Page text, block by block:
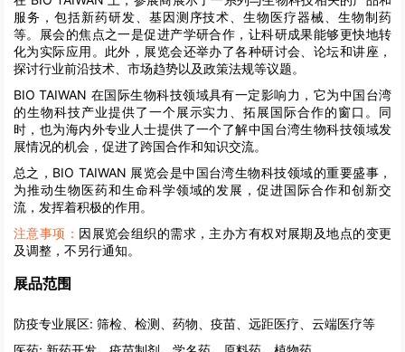
服务，包括新药研发、基因测序技术、生物医疗器械、生物制药
等。展会的焦点之一是促进产学研合作，让科研成果能够更快地转
化为实际应用。此外，展览会还举办了各种研讨会、论坛和讲座，
探讨行业前沿技术、市场趋势以及政策法规等议题。
BIO TAIWAN 在国际生物科技领域具有一定影响力，它为中国台湾
的生物科技产业提供了一个展示实力、拓展国际合作的窗口。同
时，也为海内外专业人士提供了一个了解中国台湾生物科技领域发
展情况的机会，促进了跨国合作和知识交流。
总之，BIO TAIWAN 展览会是中国台湾生物科技领域的重要盛事，
为推动生物医药和生命科学领域的发展，促进国际合作和创新交
流，发挥着积极的作用。
注意事项： 因展览会组织的需求，主办方有权对展期及地点的变更
及调整，不另行通知。
展品范围
防疫专业展区: 筛检、检测、药物、疫苗、远距医疗、云端医疗等